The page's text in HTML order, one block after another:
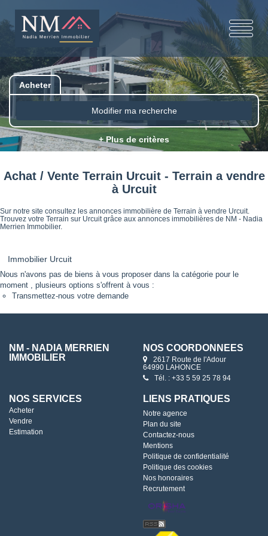
Acheter
Modifier ma recherche
+ Plus de critères
Achat / Vente Terrain Urcuit - Terrain a vendre
à Urcuit
Sur notre site consultez les annonces immobilière de Terrain à vendre Urcuit.
Trouvez votre Terrain sur Urcuit grâce aux annonces immobilières de NM - Nadia
Merrien Immobilier.
Immobilier Urcuit
Nous n'avons pas de biens à vous proposer dans la catégorie pour le
moment , plusieurs options s'offrent à vous :
Transmettez-nous votre demande
NM - NADIA MERRIEN
IMMOBILIER
NOS COORDONNÉES
2617 Route de l'Adour
64990 LAHONCE
Tél. : +33 5 59 25 78 94
NOS SERVICES
Acheter
Vendre
Estimation
LIENS PRATIQUES
Notre agence
Plan du site
Contactez-nous
Mentions
Politique de confidentialité
Politique des cookies
Nos honoraires
Recrutement